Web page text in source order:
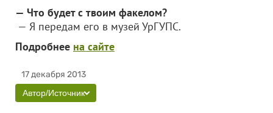
— Что будет с твоим факелом?
— Я передам его в музей УрГУПС.
Подробнее на сайте
17 декабря 2013
Автор/Источник